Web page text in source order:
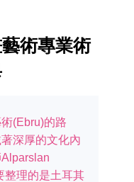
術專業術
(Ebru)的路
深厚的文化內
整理的是土耳其